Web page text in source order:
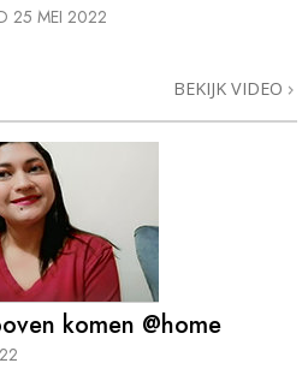
25 MEI 2022
BEKIJK VIDEO
komen @home